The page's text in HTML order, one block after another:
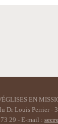
EN
Dr Louis Perrier
29 - E-mail :